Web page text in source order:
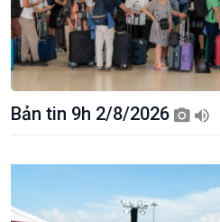
Bản tin 9h 2/8/2026